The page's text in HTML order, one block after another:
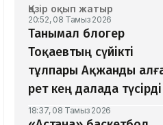
Қазір оқып жатыр
20:52, 08 Тамыз 2026
Танымал блогер
Тоқаевтың сүйікті
тұлпары Ақжанды
рет кең далада түсірді
18:37, 08 Тамыз 2026